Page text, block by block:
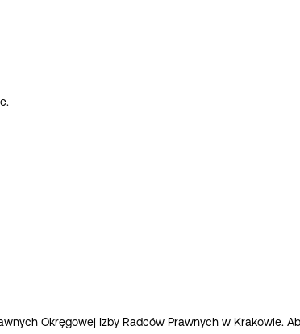
Okręgowej Izby Radców Prawnych w Krakowie.